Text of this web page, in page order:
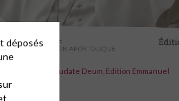
Si' suivi de Laudate Deum, Edition Emmanuel
déposés